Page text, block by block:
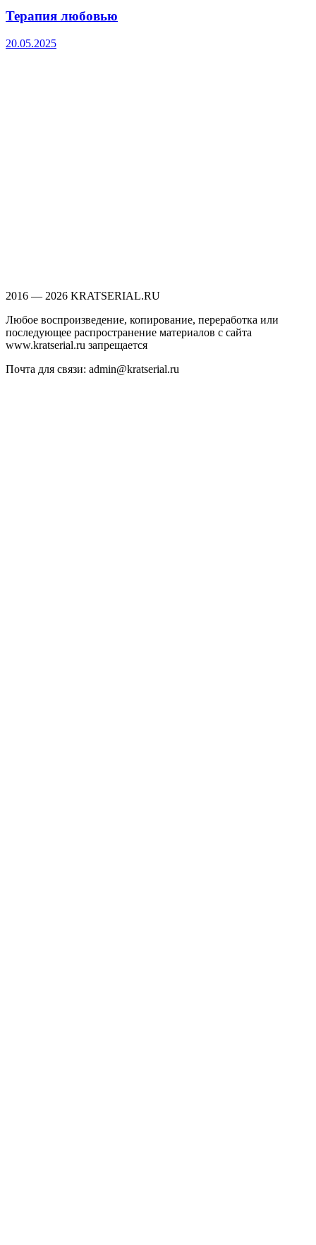
Терапия любовью
20.05.2025
2016 — 2026 KRATSERIAL.RU
Любое воспроизведение, копирование, переработка или
последующее распространение материалов с сайта
www.kratserial.ru запрещается
Почта для связи: admin@kratserial.ru